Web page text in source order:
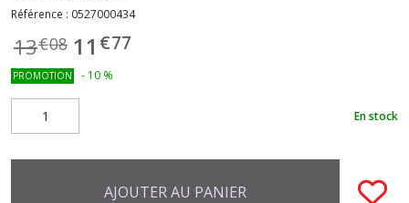
Référence : 0527000434
13€08 11 €77
PROMOTION - 10 %
En stock
AJOUTER AU PANIER